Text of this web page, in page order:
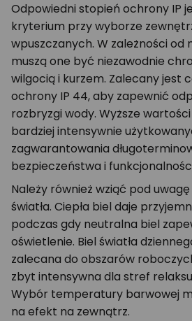
Odpowiedni stopień ochrony IP
kryterium przy wyborze
wpuszczanych. W zależności od
muszą one być niezawodnie
wilgocią i kurzem. Zalecany jest
ochrony IP 44, aby zapewnić
rozbryzgi wody. Wyższe
bardziej intensywnie
zagwarantowania
bezpieczeństwa i
Należy również wziąć pod
światła. Ciepła biel daje
podczas gdy neutralna biel
oświetlenie. Biel światła
zalecana do obszarów
zbyt intensywna dla stref
Wybór temperatury barwowej
na efekt na zewnątrz.